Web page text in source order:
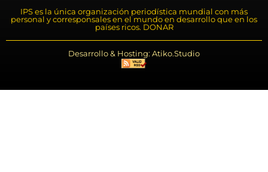
IPS es la única organización periodística mundial con más
personal y corresponsales en el mundo en desarrollo que en los
países ricos. DONAR
Desarrollo & Hosting: Atiko.Studio